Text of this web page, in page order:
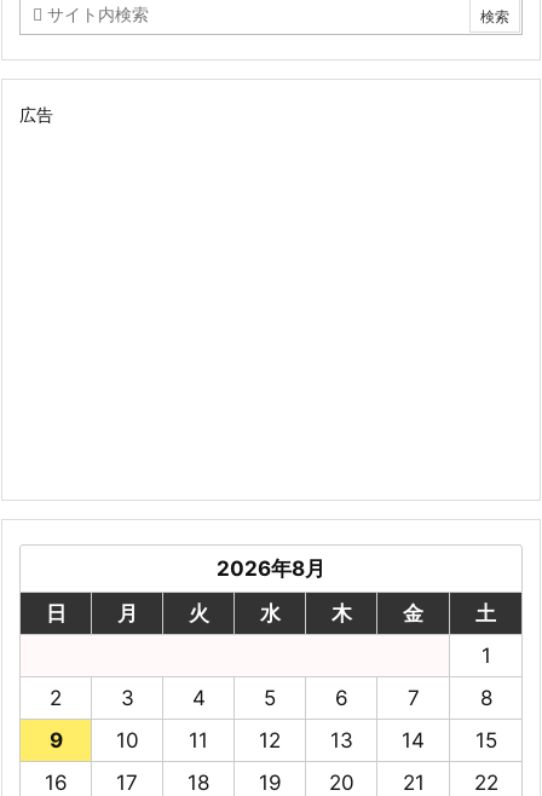
広告
2026年8月
日
月 火 水 木 金
土
1
2
3 4 5 6 7
8
9
10 11 12 13 14
15
16
17 18 19 20 21
22